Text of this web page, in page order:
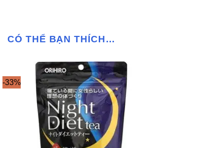
CÓ THỂ BẠN THÍCH…
-33%